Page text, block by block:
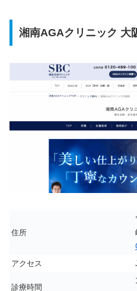
湘南AGAクリニック 大
住所
アクセス
診療時間